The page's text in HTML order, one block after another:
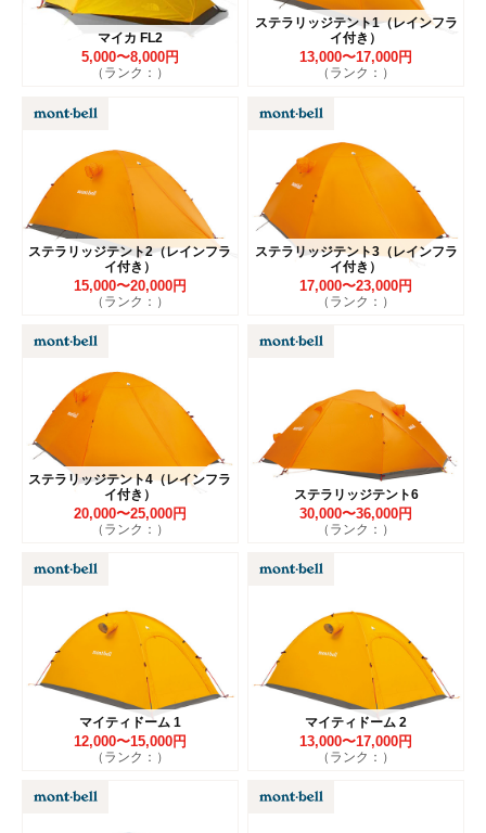
マイカ FL2
5,000〜8,000円
（ランク：）
ステラリッジテント1（レインフラ
イ付き）
13,000〜17,000円
（ランク：）
ステラリッジテント2（レインフラ
イ付き）
15,000〜20,000円
（ランク：）
ステラリッジテント3（レインフラ
イ付き）
17,000〜23,000円
（ランク：）
ステラリッジテント4（レインフラ
イ付き）
20,000〜25,000円
（ランク：）
ステラリッジテント6
30,000〜36,000円
（ランク：）
マイティドーム 1
12,000〜15,000円
（ランク：）
マイティドーム 2
13,000〜17,000円
（ランク：）